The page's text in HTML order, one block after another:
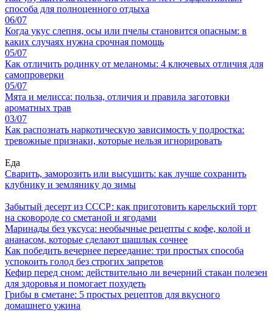
способа для полноценного отдыха
06/07
Когда укус слепня, осы или пчелы становится опасным: в
каких случаях нужна срочная помощь
05/07
Как отличить родинку от меланомы: 4 ключевых отличия для
самопроверки
05/07
Мята и мелисса: польза, отличия и правила заготовки
ароматных трав
03/07
Как распознать наркотическую зависимость у подростка:
тревожные признаки, которые нельзя игнорировать
Еда
Сварить, заморозить или высушить: как лучше сохранить
клубнику и землянику до зимы
Забытый десерт из СССР: как приготовить карельский торт
на сковороде со сметаной и ягодами
Маринады без уксуса: необычные рецепты с кофе, колой и
ананасом, которые сделают шашлык сочнее
Как победить вечернее переедание: три простых способа
успокоить голод без строгих запретов
Кефир перед сном: действительно ли вечерний стакан полезен
для здоровья и помогает похудеть
Грибы в сметане: 5 простых рецептов для вкусного
домашнего ужина